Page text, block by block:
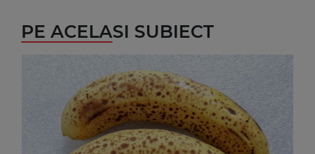
PE ACELASI SUBIECT